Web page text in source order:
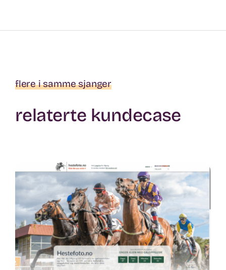
flere i samme sjanger
relaterte kundecase